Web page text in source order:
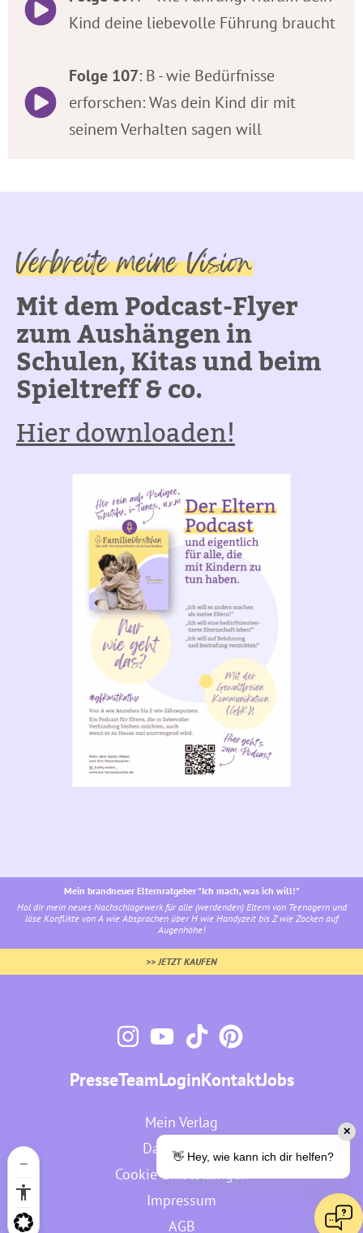
Kind deine liebevolle Führung braucht
Folge 107: B - wie Bedürfnisse
erforschen: Was dein Kind dir mit
seinem Verhalten sagen will
Verbreite meine Vision
Mit dem Podcast-Flyer
zum Aushängen in
Schulen, Kitas und beim
Spieltreff & co.
Hier downloaden!
Mein brandneuer Elternratgeber "Ich mach, was ich will!"
Hol dir mein neues Nachschlagewerk für alle (werdenden) Eltern von Teenagern und
löse Konflikte von A wie Absprachen über H wie Handyzeit bis Z wie Zocken auf
Augenhöhe!
>> JETZT KAUFEN
PresseTeamLoginKontaktJobs
Mein Verlag
Datenschutz
Cookie-Einstellungen
Impressum
AGB
✕
👋 Hey, wie kann ich dir helfen?